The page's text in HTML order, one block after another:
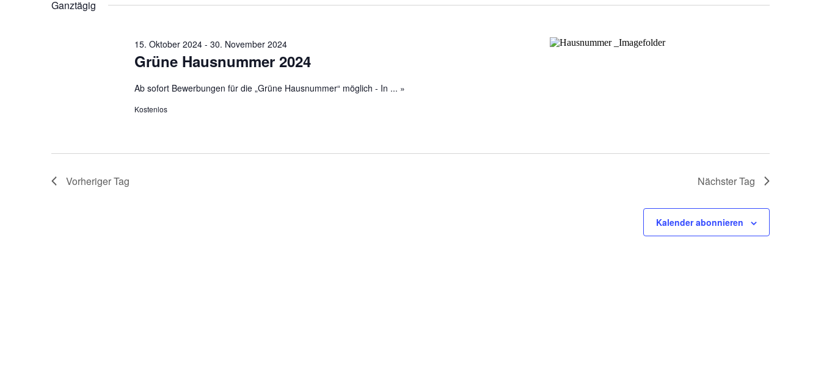
Veranstaltungen
Ganztägig
Grüne Hausnummer 2024
15. Oktober 2024- 30. November 2024
Ab sofort Bewerbungen für die „Grüne Hausnummer“ möglich - In ... »
Kostenlos
Vorheriger Tag Nächster Tag
Kalender abonnieren